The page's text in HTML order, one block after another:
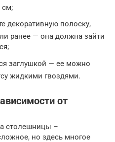
см;
декоративную полоску,
ранее — она должна зайти
заглушкой — ее можно
жидкими гвоздями.
от
столешницы –
но здесь многое